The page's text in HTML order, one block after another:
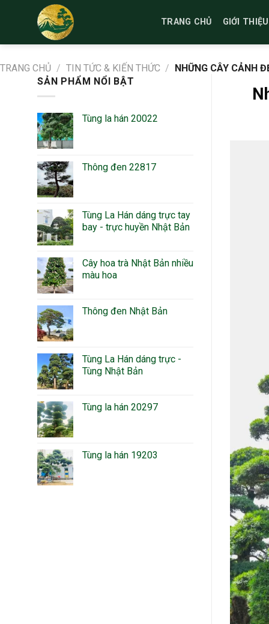
TRANG CHỦ GIỚI THIỆU
TRANG CHỦ / TIN TỨC & KIẾN THỨC / NHỮNG CÂY CẢNH
SẢN PHẨM NỔI BẬT
Tùng la hán 20022
Thông đen 22817
Tùng La Hán dáng trực tay
bay - trực huyền Nhật Bản
Cây hoa trà Nhật Bản nhiều
màu hoa
Thông đen Nhật Bản
Tùng La Hán dáng trực -
Tùng Nhật Bản
Tùng la hán 20297
Tùng la hán 19203